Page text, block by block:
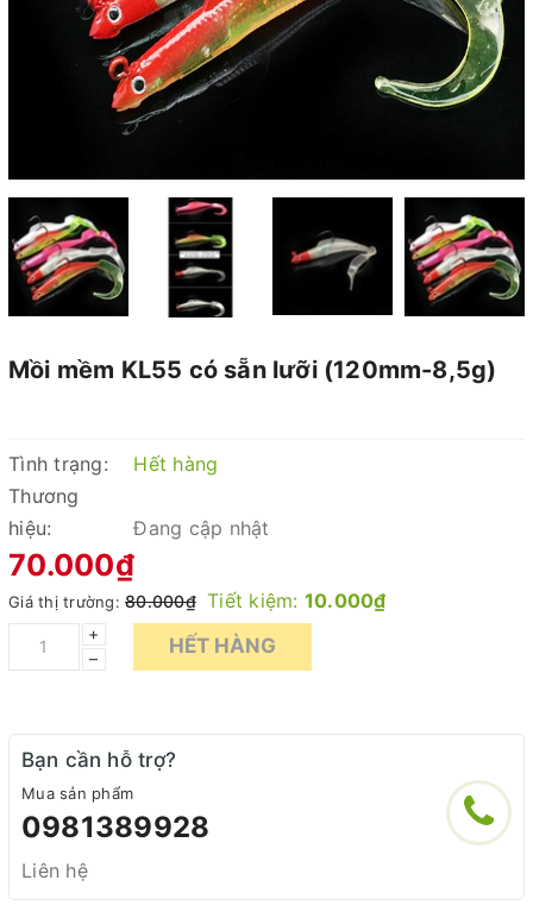
Mồi mềm KL55 có sẵn lưỡi (120mm-8,5g)
Tình trạng:
Hết hàng
Thương
hiệu:
Đang cập nhật
70.000₫
Giá thị trường: 80.000₫ Tiết kiệm: 10.000₫
+
–
HẾT HÀNG
Bạn cần hỗ trợ?
Mua sản phẩm
0981389928
Liên hệ